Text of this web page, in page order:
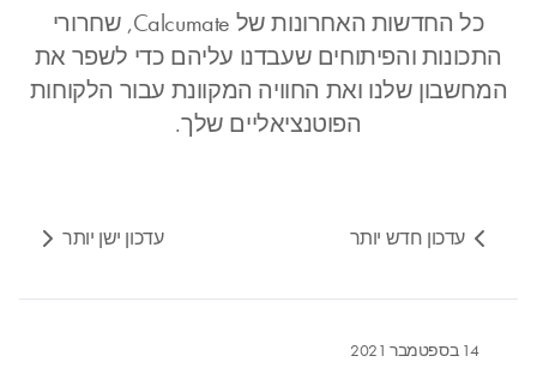
כל החדשות האחרונות של Calcumate, שחרורי
התכונות והפיתוחים שעבדנו עליהם כדי לשפר את
המחשבון שלנו ואת החוויה המקוונת עבור הלקוחות
הפוטנציאליים שלך.
עדכון חדש יותר עדכון ישן יותר
14 בספטמבר 2021